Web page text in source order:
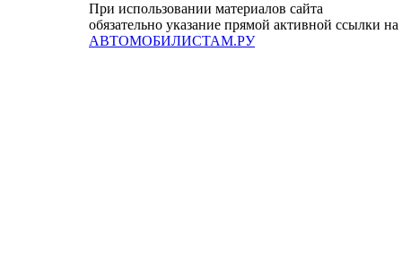
При использовании материалов сайта
обязательно указание прямой активной ссылки на
АВТОМОБИЛИСТАМ.РУ